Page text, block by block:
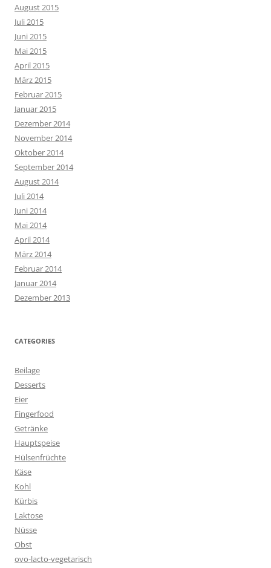
August 2015
Juli 2015
Juni 2015
Mai 2015
April 2015
März 2015
Februar 2015
Januar 2015
Dezember 2014
November 2014
Oktober 2014
September 2014
August 2014
Juli 2014
Juni 2014
Mai 2014
April 2014
März 2014
Februar 2014
Januar 2014
Dezember 2013
CATEGORIES
Beilage
Desserts
Eier
Fingerfood
Getränke
Hauptspeise
Hülsenfrüchte
Käse
Kohl
Kürbis
Laktose
Nüsse
Obst
ovo-lacto-vegetarisch